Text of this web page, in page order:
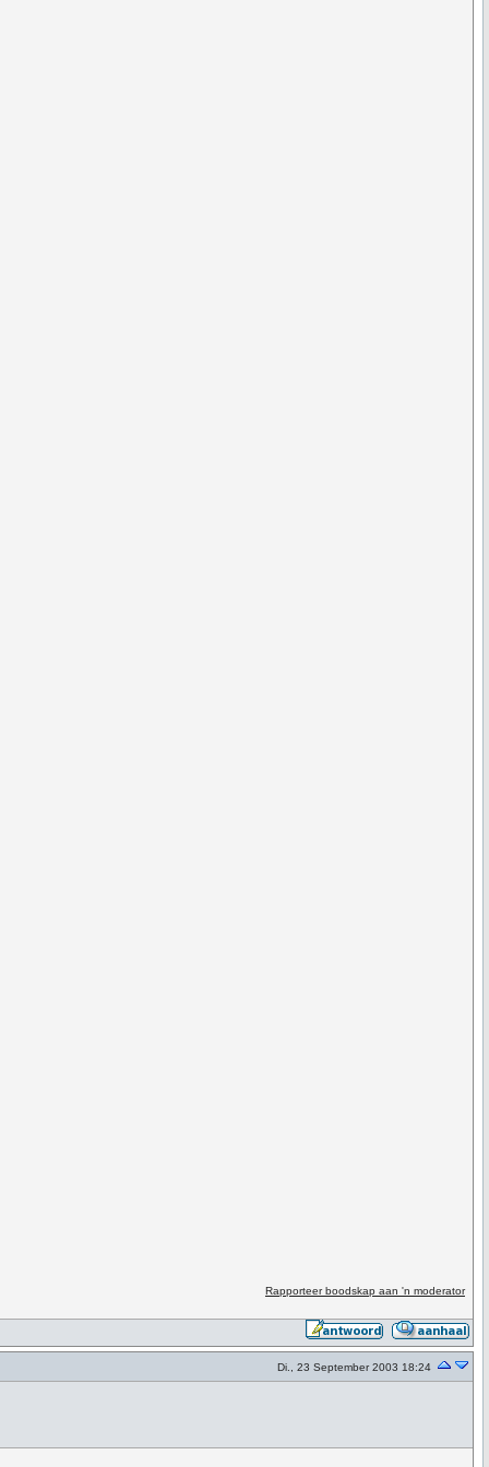
Rapporteer boodskap aan 'n moderator
Di., 23 September 2003 18:24